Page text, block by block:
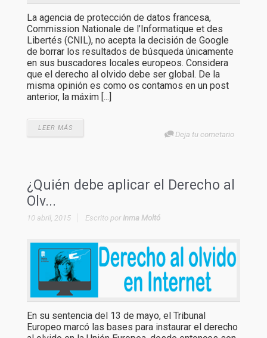
La agencia de protección de datos francesa,
Commission Nationale de l’Informatique et des
Libertés (CNIL), no acepta la decisión de Google
de borrar los resultados de búsqueda únicamente
en sus buscadores locales europeos. Considera
que el derecho al olvido debe ser global. De la
misma opinión es como os contamos en un post
anterior, la máxim [...]
LEER MÁS
Deja tu cometario
¿Quién debe aplicar el Derecho al
Olv...
10 abril, 2015 Escrito por Inma Moltó
En su sentencia del 13 de mayo, el Tribunal
Europeo marcó las bases para instaurar el derecho